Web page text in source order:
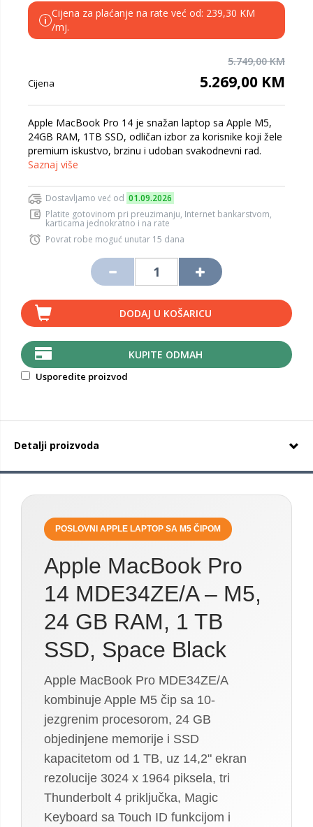
i
Cijena za plaćanje na rate već od: 239,30 KM
/mj.
5.749,00 KM
Cijena 5.269,00 KM
Apple MacBook Pro 14 je snažan laptop sa Apple M5,
24GB RAM, 1TB SSD, odličan izbor za korisnike koji žele
premium iskustvo, brzinu i udoban svakodnevni rad.
Saznaj više
Dostavljamo već od 01.09.2026
Platite gotovinom pri preuzimanju, Internet bankarstvom,
karticama jednokratno i na rate
Povrat robe moguć unutar 15 dana
DODAJ U KOŠARICU
KUPITE ODMAH
Usporedite proizvod
Detalji proizvoda
POSLOVNI APPLE LAPTOP SA M5 ČIPOM
Apple MacBook Pro
14 MDE34ZE/A – M5,
24 GB RAM, 1 TB
SSD, Space Black
Apple MacBook Pro MDE34ZE/A
kombinuje Apple M5 čip sa 10-
jezgrenim procesorom, 24 GB
objedinjene memorije i SSD
kapacitetom od 1 TB, uz 14,2" ekran
rezolucije 3024 x 1964 piksela, tri
Thunderbolt 4 priključka, Magic
Keyboard sa Touch ID funkcijom i